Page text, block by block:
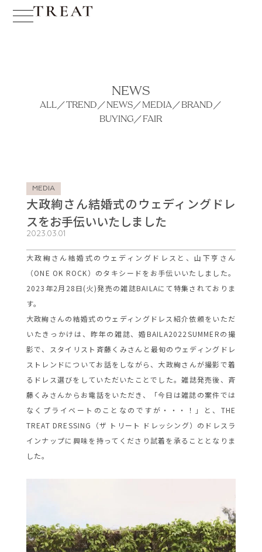
NEWS
ALL／TREND ／ NEWS／ MEDIA／ BRAND ／
BUYING／ FAIR
MEDIA
大政絢さん結婚式のウェディングドレ
スをお手伝いいたしました
2023.03.01
大政絢さん結婚式のウェディングドレスと、山下亨さん
（ONE OK ROCK）のタキシードをお手伝いいたしました。
2023年2月28日(火)発売の雑誌BAILAにて特集されておりま
す。
大政絢さんの結婚式のウェディングドレス紹介依頼をいただ
いたきっかけは、昨年の雑誌、婚BAILA2022SUMMERの撮
影で、スタイリスト斉藤くみさんと最旬のウェディングドレ
ストレンドについてお話をしながら、大政絢さんが撮影で着
るドレス選びをしていただいたことでした。雑誌発売後、斉
藤くみさんからお電話をいただき、「今日は雑誌の案件では
なくプライベートのことなのですが・・・！」と、THE
TREAT DRESSING（ザ トリート ドレッシング）のドレスラ
インナップに興味を持ってくださり試着を承ることとなりま
した。